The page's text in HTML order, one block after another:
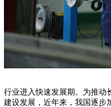
行业进入快速发展期。为推动
建设发展，近年来，我国逐步